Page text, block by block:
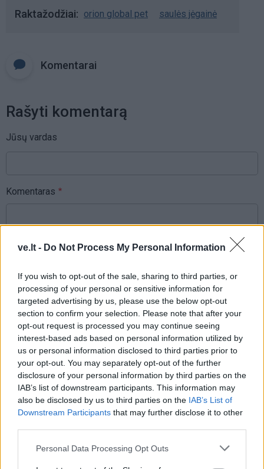
ve.lt - Do Not Process My Personal Information
If you wish to opt-out of the sale, sharing to third parties, or
processing of your personal or sensitive information for
targeted advertising by us, please use the below opt-out
section to confirm your selection. Please note that after your
opt-out request is processed you may continue seeing
interest-based ads based on personal information utilized by
us or personal information disclosed to third parties prior to
your opt-out. You may separately opt-out of the further
disclosure of your personal information by third parties on the
IAB’s list of downstream participants. This information may
also be disclosed by us to third parties on the IAB’s List of
Downstream Participants that may further disclose it to other
Personal Data Processing Opt Outs
Raktažodžiai orion global pet saulės jėgainė
Komentarai
Rašyti komentarą
Jūsų vardas
Komentaras
Sutinku sutaisyklėmis
This site is protected by
reCAPTCHA and the Google
Privacy PolicyandTerms of
apply.